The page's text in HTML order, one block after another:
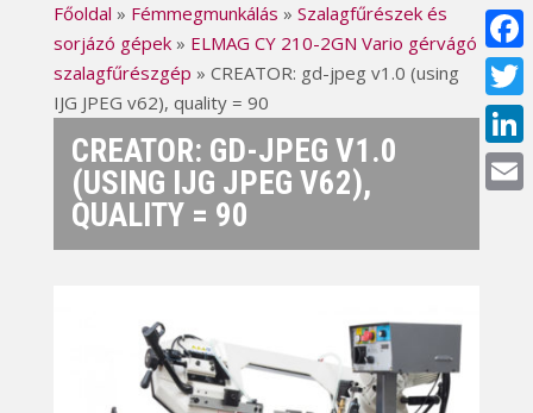
Főoldal » Fémmegmunkálás » Szalagfűrészek és
sorjázó gépek» ELMAG CY 210-2GN Vario gérvágó
szalagfűrészgép » CREATOR: gd-jpeg v1.0 (using
IJG JPEG v62), quality = 90
CREATOR: GD-JPEG V1.0
(USING IJG JPEG V62),
QUALITY = 90